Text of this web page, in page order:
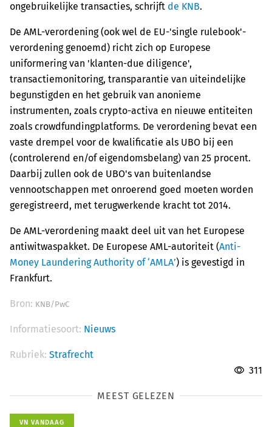
ongebruikelijke transacties, schrijft de KNB.
De AML-verordening (ook wel de EU-'single rulebook'-
verordening genoemd) richt zich op Europese
uniformering van 'klanten-due diligence',
transactiemonitoring, transparantie van uiteindelijke
begunstigden en het gebruik van anonieme
instrumenten, zoals crypto-activa en nieuwe entiteiten
zoals crowdfundingplatforms. De verordening bevat een
vaste drempel voor de kwalificatie als UBO bij een
(controlerend en/of eigendomsbelang) van 25 procent.
Daarbij zullen ook de UBO's van buitenlandse
vennootschappen met onroerend goed moeten worden
geregistreerd, met terugwerkende kracht tot 2014.
De AML-verordening maakt deel uit van het Europese
antiwitwaspakket. De Europese AML-autoriteit (Anti-
Money Laundering Authority of ‘AMLA’) is gevestigd in
Frankfurt.
Bron: KNB/PwC
Informatiesoort: Nieuws
Rubriek: Strafrecht
311
MEEST GELEZEN
VN VANDAAG